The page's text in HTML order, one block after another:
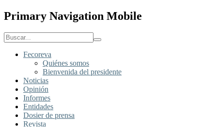
Primary Navigation Mobile
Fecoreva
Quiénes somos
Bienvenida del presidente
Noticias
Opinión
Informes
Entidades
Dosier de prensa
Revista